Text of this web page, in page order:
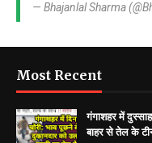
— Bhajanlal Sharma
Most Recent
गंगाशहर में
बाहर से तेल के